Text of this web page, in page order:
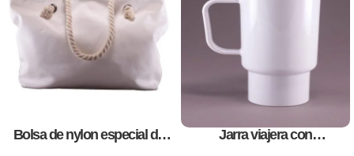
Bolsa de nylon especial de
Jarra viajera con